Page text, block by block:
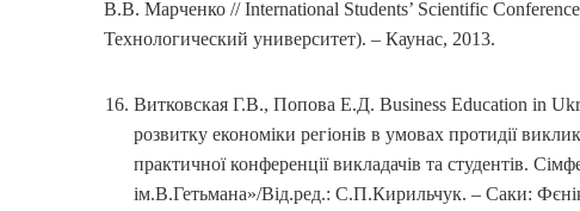
В.В. Марченко // International Students’ Scientific
Технологический университет). – Каунас, 2013.
Витковская Г.В., Попова Е.Д. Business Education in
розвитку економіки регіонів в умовах протидії
практичної конференції викладачів та студентів.
iм.В.Гетьмана»/Від.ред.: С.П.Кирильчук. – Cаки: